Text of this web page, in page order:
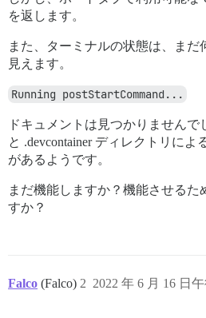
を返します。
また、ターミナルの状態は、まだ
見えます。
Running postStartCommand...
ドキュメントは見つかりませんで
と .devcontainer ディレクトリによ
があるようです。
まだ機能しますか？機能させるた
すか？
Falco (Falco) 2022 年 6 月 16 日
2